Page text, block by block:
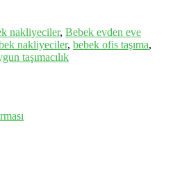
nakliyeciler, Bebek evden eve
nakliyeciler, bebek ofis taşıma,
taşımacılık